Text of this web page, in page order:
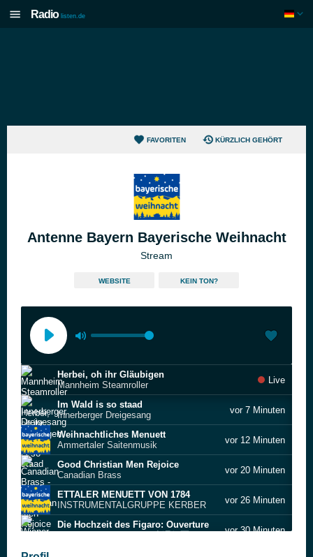
Radio listen.de
FAVORITEN KÜRZLICH GEHÖRT
Antenne Bayern Bayerische Weihnacht
Stream
WEBSITE KEIN TON?
Herbei, oh ihr Gläubigen
Mannheim Steamroller
Live
Im Wald is so staad
Innerberger Dreigesang
vor 7 Minuten
Weihnachtliches Menuett
Ammertaler Saitenmusik
vor 12 Minuten
Good Christian Men Rejoice
Canadian Brass
vor 20 Minuten
ETTALER MENUETT VON 1784
INSTRUMENTALGRUPPE KERBER
vor 26 Minuten
Die Hochzeit des Figaro: Ouverture
vor 30 Minuten